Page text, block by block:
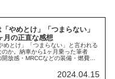
やめとけ」「つまらない」
月の正直な感想
めとけ」「つまらない」と言われる
のか。納車から1ヶ月乗った筆者
放感・MRCCなどの装備・燃費を
2024.04.15